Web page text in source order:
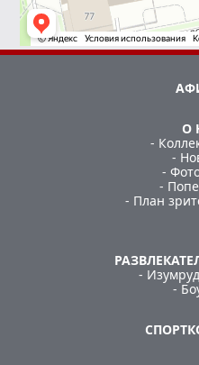
О
-
-
-
-
- План
-
-